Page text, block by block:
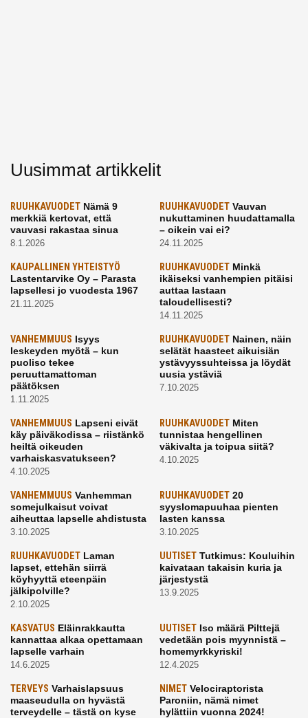
Uusimmat artikkelit
RUUHKAVUODET Nämä 9
merkkiä kertovat, että
vauvasi rakastaa sinua
8.1.2026
RUUHKAVUODETVauvan
nukuttaminen huudattamalla
– oikein vai ei?
24.11.2025
KAUPALLINEN YHTEISTYÖ
Lastentarvike Oy – Parasta
lapsellesi jo vuodesta 1967
21.11.2025
RUUHKAVUODETMinkä
ikäiseksi vanhempien pitäisi
auttaa lastaan
taloudellisesti?
14.11.2025
VANHEMMUUS Isyys
leskeyden myötä – kun
puoliso tekee
peruuttamattoman
päätöksen
1.11.2025
RUUHKAVUODETNainen, näin
selätät haasteet aikuisiän
ystävyyssuhteissa ja löydät
uusia ystäviä
7.10.2025
VANHEMMUUS Lapseni eivät
käy päiväkodissa – riistänkö
heiltä oikeuden
varhaiskasvatukseen?
4.10.2025
RUUHKAVUODETMiten
tunnistaa hengellinen
väkivalta ja toipua siitä?
4.10.2025
VANHEMMUUS Vanhemman
somejulkaisut voivat
aiheuttaa lapselle ahdistusta
3.10.2025
RUUHKAVUODET20
syyslomapuuhaa pienten
lasten kanssa
3.10.2025
RUUHKAVUODET Laman
lapset, ettehän siirrä
köyhyyttä eteenpäin
jälkipolville?
2.10.2025
UUTISETTutkimus: Kouluihin
kaivataan takaisin kuria ja
järjestystä
13.9.2025
KASVATUS Eläinrakkautta
kannattaa alkaa opettamaan
lapselle varhain
14.6.2025
UUTISETIso määrä Pilttejä
vedetään pois myynnistä –
homemyrkkyriski!
12.4.2025
TERVEYS Varhaislapsuus
maaseudulla on hyvästä
terveydelle – tästä on kyse
NIMETVelociraptorista
Paroniin, nämä nimet
hylättiin vuonna 2024!